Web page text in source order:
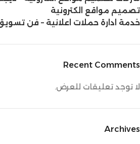
تصميم مواقع الكترونية
خدمة ادارة حملات اعلانية – فن
Recent Comments
لا توجد تعليقات للعرض.
Archives